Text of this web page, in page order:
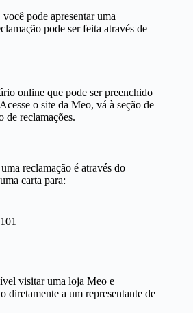
pode apresentar uma
pode ser feita através de
online que pode ser preenchido
o site da Meo, vá à seção de
de reclamações.
reclamação é através do
carta para:
visitar uma loja Meo e
diretamente a um representante de